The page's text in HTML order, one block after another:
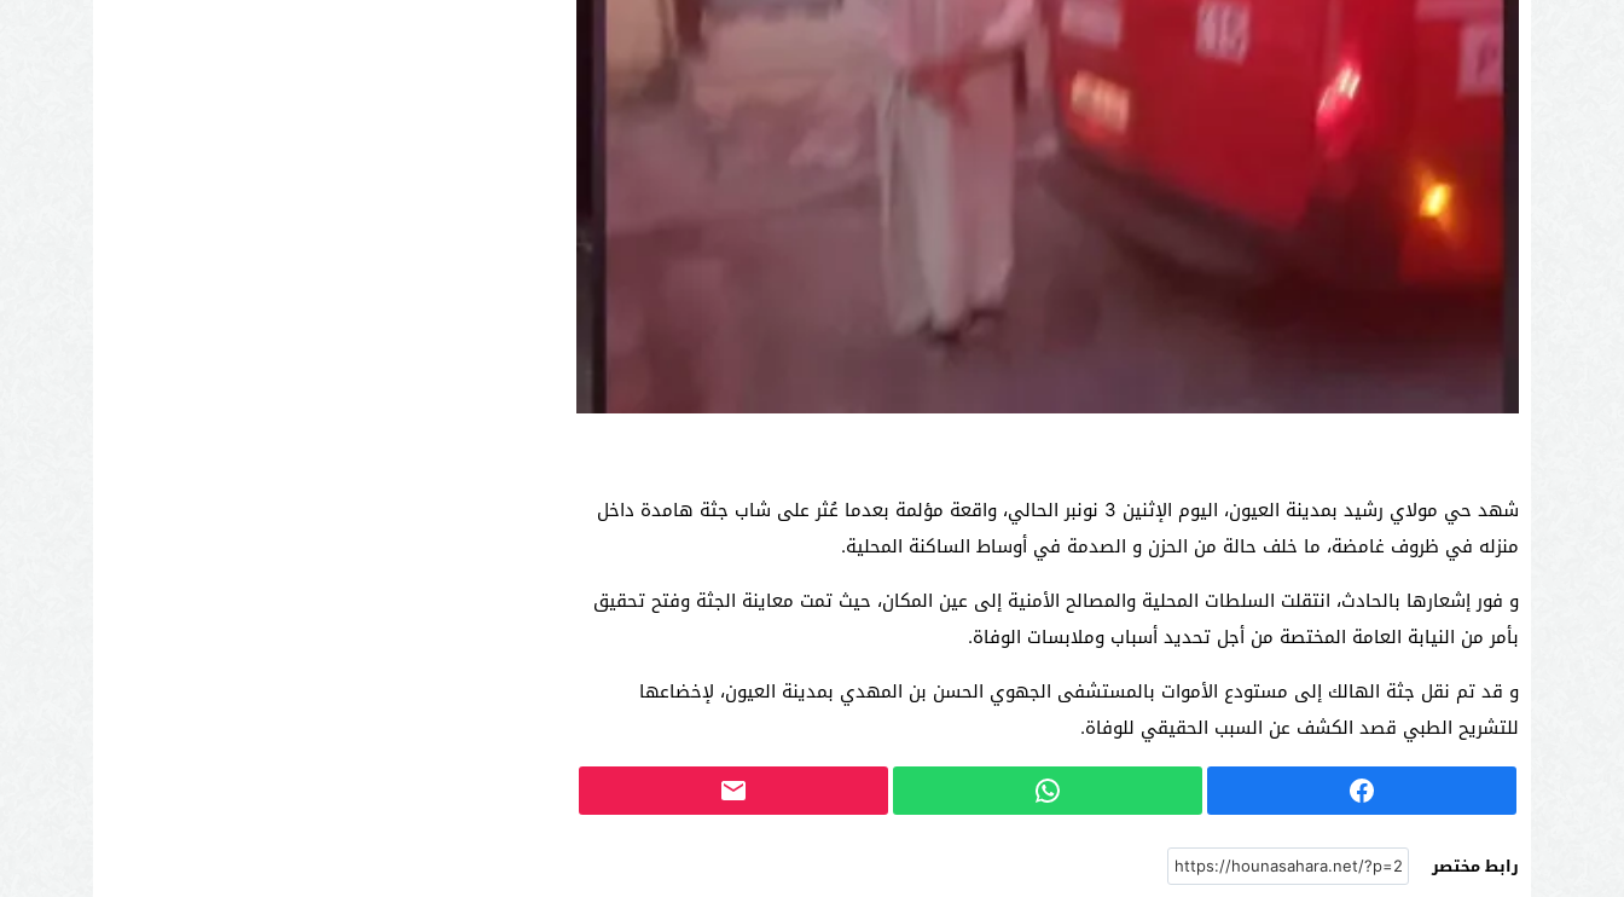
شهد حي مولاي رشيد بمدينة العيون، اليوم الإثنين 3 نونبر الحالي، واقعة مؤلمة بعدما عُثر على شاب جثة هامدة داخل
منزله في ظروف غامضة، ما خلف حالة من الحزن و الصدمة في أوساط الساكنة المحلية.
و فور إشعارها بالحادث، انتقلت السلطات المحلية والمصالح الأمنية إلى عين المكان، حيث تمت معاينة الجثة وفتح تحقيق
بأمر من النيابة العامة المختصة من أجل تحديد أسباب وملابسات الوفاة.
و قد تم نقل جثة الهالك إلى مستودع الأموات بالمستشفى الجهوي الحسن بن المهدي بمدينة العيون، لإخضاعها
للتشريح الطبي قصد الكشف عن السبب الحقيقي للوفاة.
رابط مختصر